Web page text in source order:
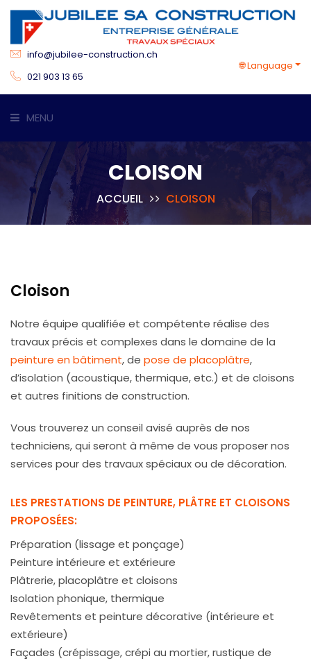
info@jubilee-construction.ch
021 903 13 65
🌐 Language
MENU
ACCUEIL
COMPÉTENCES
SERVICES
CONTACT
CLOISON
ACCUEIL CLOISON
Cloison
Notre équipe qualifiée et compétente réalise des
travaux précis et complexes dans le domaine de la
peinture en bâtiment, de pose de placoplâtre,
d’isolation (acoustique, thermique, etc.) et de cloisons
et autres finitions de construction.
Vous trouverez un conseil avisé auprès de nos
techniciens, qui seront à même de vous proposer nos
services pour des travaux spéciaux ou de décoration.
LES PRESTATIONS DE PEINTURE, PLÂTRE ET CLOISONS
PROPOSÉES:
Préparation (lissage et ponçage)
Peinture intérieure et extérieure
Plâtrerie, placoplâtre et cloisons
Isolation phonique, thermique
Revêtements et peinture décorative (intérieure et
extérieure)
Façades (crépissage, crépi au mortier, rustique de